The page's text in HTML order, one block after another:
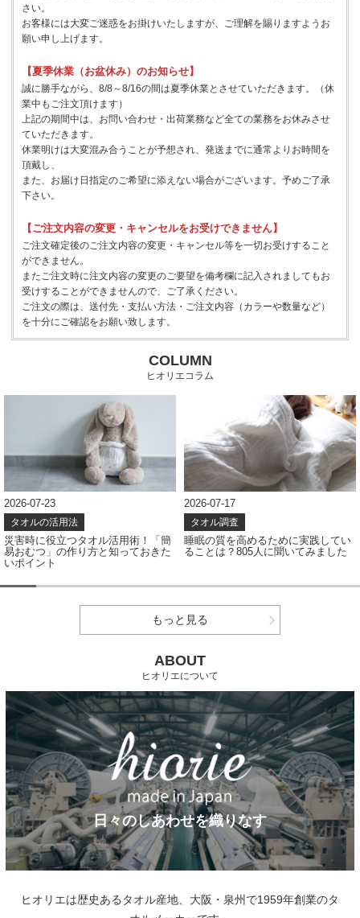
さい。
お客様には大変ご迷惑をお掛けいたしますが、ご理解を賜りますようお
願い申し上げます。
【夏季休業（お盆休み）のお知らせ】
誠に勝手ながら、8/8～8/16の間は夏季休業とさせていただきます。（休
業中もご注文頂けます）
上記の期間中は、お問い合わせ・出荷業務など全ての業務をお休みさせ
ていただきます。
休業明けは大変混み合うことが予想され、発送までに通常よりお時間を
頂戴し、
また、お届け日指定のご希望に添えない場合がございます。予めご了承
下さい。
【ご注文内容の変更・キャンセルをお受けできません】
ご注文確定後のご注文内容の変更・キャンセル等を一切お受けすること
ができません。
またご注文時に注文内容の変更のご要望を備考欄に記入されましてもお
受けすることができませんので、ご了承ください。
ご注文の際は、送付先・支払い方法・ご注文内容（カラーや数量など）
を十分にご確認をお願い致します。
COLUMN
ヒオリエコラム
2026-07-17
タオル調査
睡眠の質を高めるために実践してい
ることは？805人に聞いてみました
2026-07-08
タオル調査
タオルの色、どう選ぶ？アンケート
結果から見えたカラー選びのポイン
もっと見る
ABOUT
ヒオリエについて
日々のしあわせを織りなす
ヒオリエは歴史あるタオル産地、大阪・泉州で1959年創業のタ